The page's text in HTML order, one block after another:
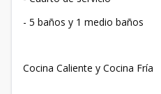
- 5 baños y 1 medio baños
Cocina Caliente y Cocina Fría